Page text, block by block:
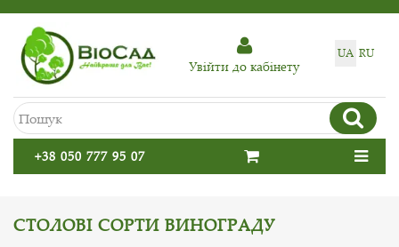
UA RU
Увiйти до кабiнету
+38 050 777 95 07
СТОЛОВІ СОРТИ ВИНОГРАДУ